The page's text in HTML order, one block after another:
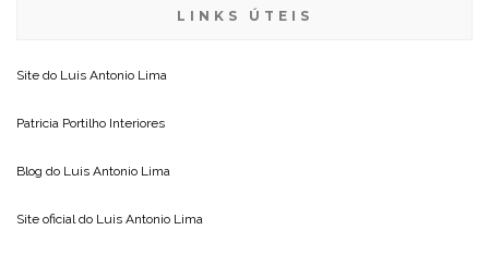
LINKS ÚTEIS
Site do Luis Antonio Lima
Patricia Portilho Interiores
Blog do Luis Antonio Lima
Site oficial do Luis Antonio Lima